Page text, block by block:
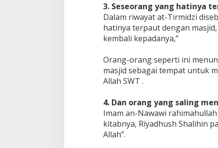
3. Seseorang yang hatinya
Dalam riwayat at-Tirmidzi
hatinya terpaut dengan
kembali kepadanya,”
Orang-orang seperti ini
masjid sebagai tempat untuk
Allah SWT .
4. Dan orang yang saling
Imam an-Nawawi
kitabnya, Riyadhush Shalihin
Allah”.